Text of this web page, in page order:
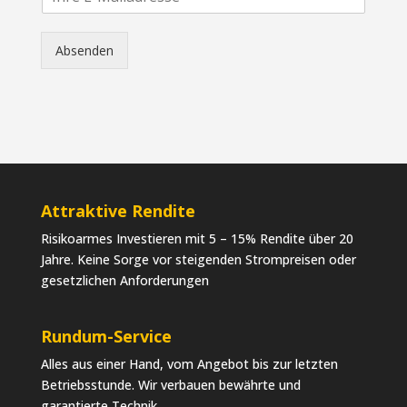
Absenden
Attraktive Rendite
Risikoarmes Investieren mit 5 – 15% Rendite über 20
Jahre. Keine Sorge vor steigenden Strompreisen oder
gesetzlichen Anforderungen
Rundum-Service
Alles aus einer Hand, vom Angebot bis zur letzten
Betriebsstunde. Wir verbauen bewährte und